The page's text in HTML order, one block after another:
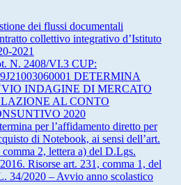
dei flussi documentali
collettivo integrativo d’Istituto
2021
N. 2408/VI.3 CUP:
DETERMINA
INDAGINE DI MERCATO
AL CONTO
2020
per l’affidamento diretto per
di Notebook, ai sensi dell’art.
comma 2, lettera a) del D.Lgs.
Risorse art. 231, comma 1, del
34/2020 – Avvio anno scolastico